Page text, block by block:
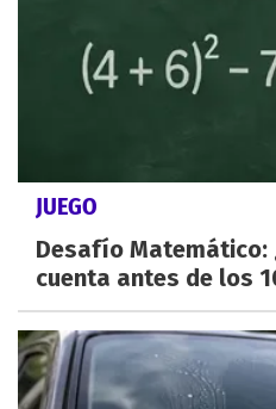
JUEGO
Desafío Matemático:
cuenta antes de los